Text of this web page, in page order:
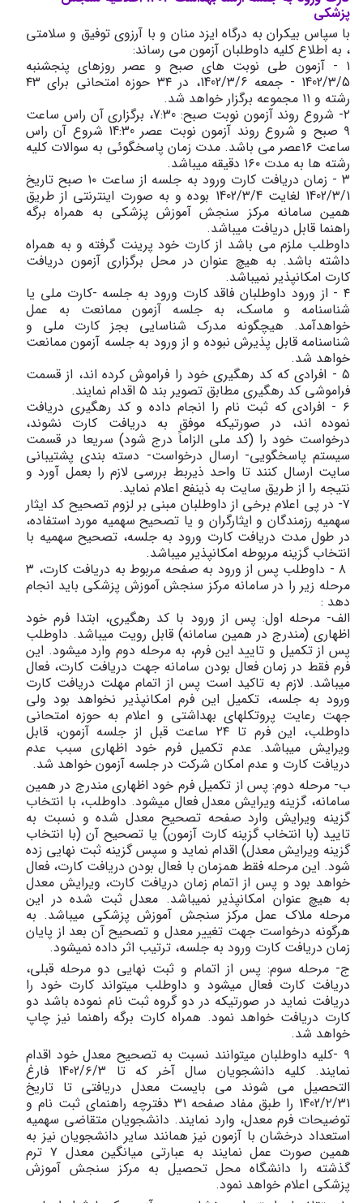
پزشکی
با سپاس بیکران به درگاه ایزد منان و با آرزوی توفیق و سلامتی
، به اطلاع کلیه داوطلبان آزمون می رساند:
١ - آزمون طی نوبت های صبح و عصر روزهای پنجشنبه
1402/٣/5 - جمعه 1402/٣/6، در ٣٤ حوزه امتحانی برای ٤٣
رشته و ١١ مجموعه برگزار خواهد شد.
٢- شروع روند آزمون نوبت صبح: 7:30، برگزاری آن راس ساعت
٩ صبح و شروع روند آزمون نوبت عصر 14:30 شروع آن راس
ساعت ١٦عصر می باشد. مدت زمان پاسخگوئی به سوالات کلیه
رشته ها به مدت ١٦٠ دقیقه میباشد.
٣ - زمان دریافت کارت ورود به جلسه از ساعت ١٠ صبح تاریخ
1402/٣/1 لغایت 1402/٣/4 بوده و به صورت اینترنتی از طریق
همین سامانه مرکز سنجش آموزش پزشکی به همراه برگه
راهنما قابل دریافت میباشد.
داوطلب ملزم می باشد از کارت خود پرینت گرفته و به همراه
داشته باشد. به هیچ عنوان در محل برگزاری آزمون دریافت
کارت امکانپذیر نمیباشد.
٤ - از ورود داوطلبان فاقد کارت ورود به جلسه -کارت ملی یا
شناسنامه و ماسک، به جلسه آزمون ممانعت به عمل
خواهدآمد. هیچگونه مدرک شناسایی بجز کارت ملی و
شناسنامه قابل پذیرش نبوده و از ورود به جلسه آزمون ممانعت
خواهد شد.
٥ - افرادی که کد رهگیری خود را فراموش کرده اند، از قسمت
فراموشی کد رهگیری مطابق تصویر بند ٥ اقدام نمایند.
٦ - افرادی که ثبت نام را انجام داده و کد رهگیری دریافت
نموده اند، در صورتیکه موفق به دریافت کارت نشوند،
درخواست خود را (کد ملی الزاماً درج شود) سریعا در قسمت
سیستم پاسخگویی- ارسال درخواست- دسته بندی پشتیبانی
سایت ارسال کنند تا واحد ذیربط بررسی لازم را بعمل آورد و
نتیجه را از طریق سایت به ذینفع اعلام نماید.
٧- در پی اعلام برخی از داوطلبان مبنی بر لزوم تصحیح کد ایثار
سهمیه رزمندگان و ایثارگران و یا تصحیح سهمیه مورد استفاده،
در طول مدت دریافت کارت ورود به جلسه، تصحیح سهمیه با
انتخاب گزینه مربوطه امکانپذیر میباشد.
٨ - داوطلب پس از ورود به صفحه مربوط به دریافت کارت، ٣
مرحله زیر را در سامانه مرکز سنجش آموزش پزشکی باید انجام
دهد :
الف- مرحله اول: پس از ورود با کد رهگیری، ابتدا فرم خود
اظهاری (مندرج در همین سامانه) قابل رویت میباشد. داوطلب
پس از تکمیل و تایید این فرم، به مرحله دوم وارد میشود. این
فرم فقط در زمان فعال بودن سامانه جهت دریافت کارت، فعال
میباشد. لازم به تاکید است پس از اتمام مهلت دریافت کارت
ورود به جلسه، تکمیل این فرم امکانپذیر نخواهد بود ولی
جهت رعایت پروتکلهای بهداشتی و اعلام به حوزه امتحانی
داوطلب، این فرم تا ٢٤ ساعت قبل از جلسه آزمون، قابل
ویرایش میباشد. عدم تکمیل فرم خود اظهاری سبب عدم
دریافت کارت و عدم امکان شرکت در جلسه آزمون خواهد شد.
ب- مرحله دوم: پس از تکمیل فرم خود اظهاری مندرج در همین
سامانه، گزینه ویرایش معدل فعال میشود. داوطلب، با انتخاب
گزینه ویرایش وارد صفحه تصحیح معدل شده و نسبت به
تایید (با انتخاب گزینه کارت آزمون) یا تصحیح آن (با انتخاب
گزینه ویرایش معدل) اقدام نماید و سپس گزینه ثبت نهایی زده
شود. این مرحله فقط همزمان با فعال بودن دریافت کارت، فعال
خواهد بود و پس از اتمام زمان دریافت کارت، ویرایش معدل
به هیچ عنوان امکانپذیر نمیباشد. معدل ثبت شده در این
مرحله ملاک عمل مرکز سنجش آموزش پزشکی میباشد. به
هرگونه درخواست جهت تغییر معدل و تصحیح آن بعد از پایان
زمان دریافت کارت ورود به جلسه، ترتیب اثر داده نمیشود.
ج- مرحله سوم: پس از اتمام و ثبت نهایی دو مرحله قبلی،
دریافت کارت فعال میشود و داوطلب میتواند کارت خود را
دریافت نماید در صورتیکه در دو گروه ثبت نام نموده باشد دو
کارت دریافت خواهد نمود. همراه کارت برگه راهنما نیز چاپ
خواهد شد.
٩ -کلیه داوطلبان میتوانند نسبت به تصحیح معدل خود اقدام
نمایند. کلیه دانشجویان سال آخر که تا 1402/٦/3 فارغ
التحصیل می شوند می بایست معدل دریافتی تا تاریخ
1402/٢/31 را طبق مفاد صفحه ٣١ دفترچه راهنمای ثبت نام و
توضیحات فرم معدل، وارد نمایند. دانشجویان متقاضی سهمیه
استعداد درخشان با آزمون نیز همانند سایر دانشجویان نیز به
همین صورت عمل نمایند به عبارتی میانگین معدل ٧ ترم
گذشته را دانشگاه محل تحصیل به مرکز سنجش آموزش
پزشکی اعلام خواهد نمود.